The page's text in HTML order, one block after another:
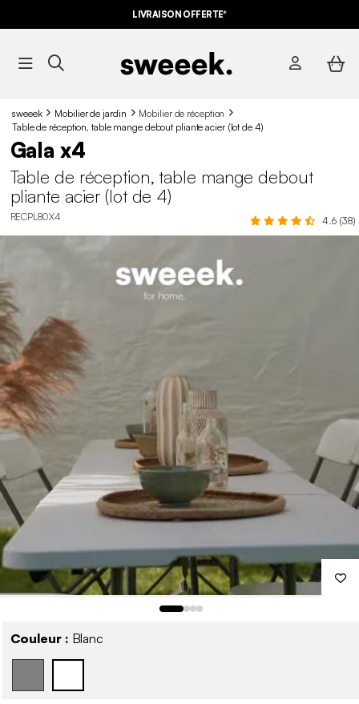
LIVRAISON OFFERTE*
sweeek Mobilier de jardin
Mobilier de réception
Table de réception, table mange debout pliante acier (lot de 4)
Gala x4
Table de réception, table mange debout
pliante acier (lot de 4)
RECPL80X4 4.6 (38)
Couleur : Blanc